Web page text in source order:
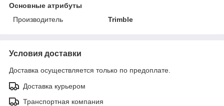
Основные атрибуты
Производитель
Trimble
Условия доставки
Доставка осуществляется только по предоплате.
Доставка курьером
Транспортная компания